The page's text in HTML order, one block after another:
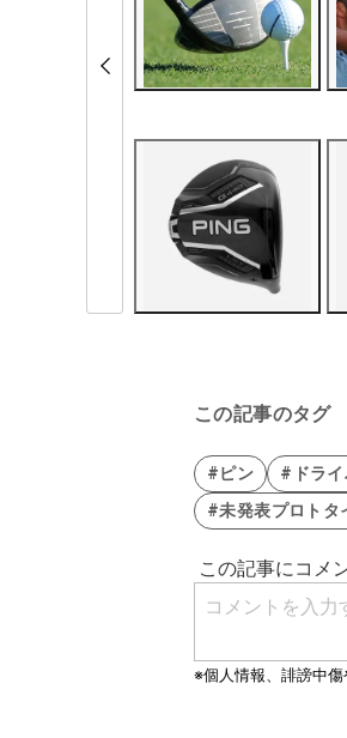
この記事のタグ
#ピン #ドライ
#未発表プロトタ